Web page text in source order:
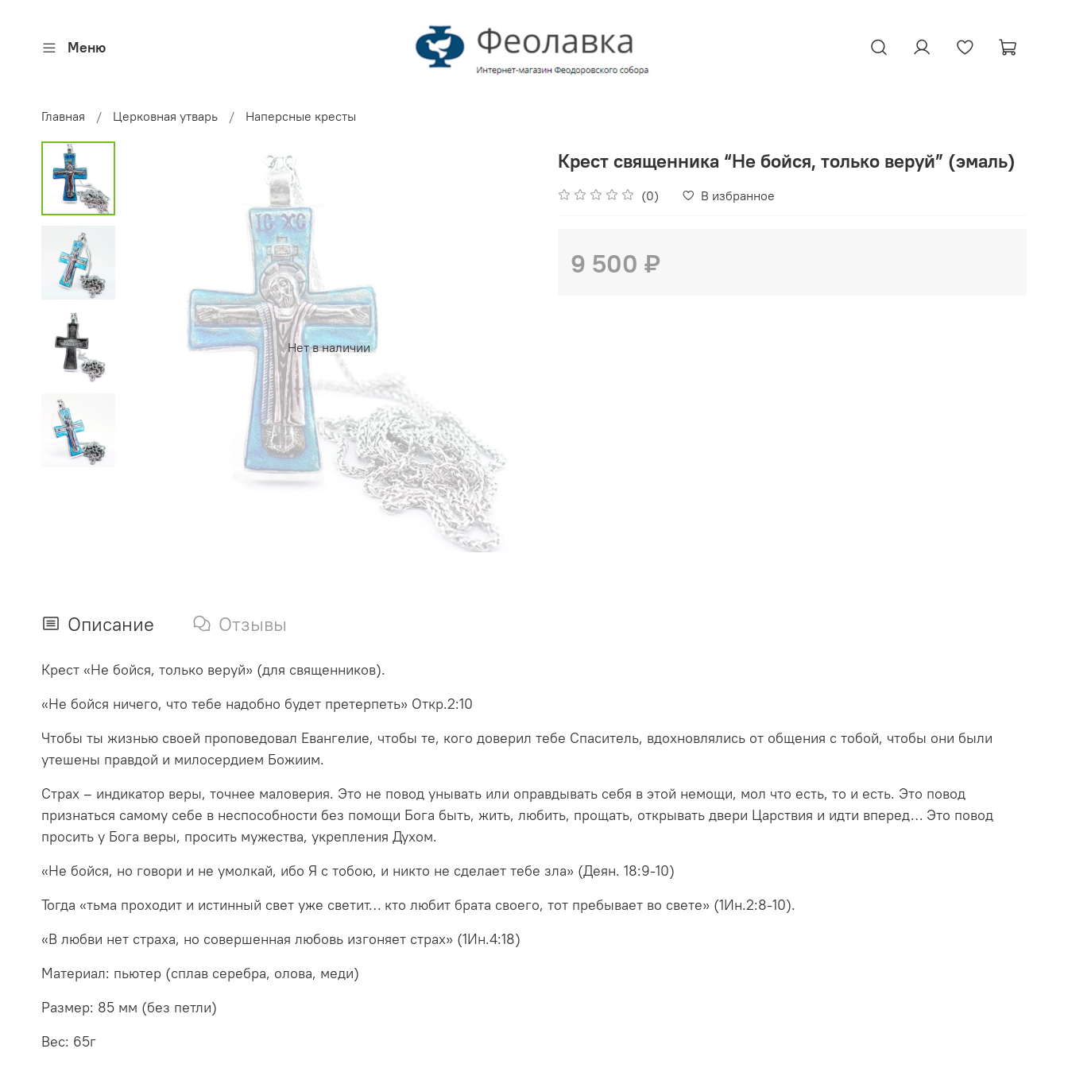
Меню
Главная Церковная утварь Наперсные кресты
Нет в наличии
Крест священника “Не бойся, только веруй” (эмаль)
(0) В избранное
9 500 ₽
Описание Отзывы
Крест «Не бойся, только веруй» (для священников).
«Не бойся ничего, что тебе надобно будет претерпеть» Откр.2:10
Чтобы ты жизнью своей проповедовал Евангелие, чтобы те, кого доверил тебе Спаситель, вдохновлялись от общения с тобой, чтобы они были
утешены правдой и милосердием Божиим.
Страх – индикатор веры, точнее маловерия. Это не повод унывать или оправдывать себя в этой немощи, мол что есть, то и есть. Это повод
признаться самому себе в неспособности без помощи Бога быть, жить, любить, прощать, открывать двери Царствия и идти вперед… Это повод
просить у Бога веры, просить мужества, укрепления Духом.
«Не бойся, но говори и не умолкай, ибо Я с тобою, и никто не сделает тебе зла» (Деян. 18:9-10)
Тогда «тьма проходит и истинный свет уже светит… кто любит брата своего, тот пребывает во свете» (1Ин.2:8-10).
«В любви нет страха, но совершенная любовь изгоняет страх» (1Ин.4:18)
Материал: пьютер (сплав серебра, олова, меди)
Размер: 85 мм (без петли)
Вес: 65г